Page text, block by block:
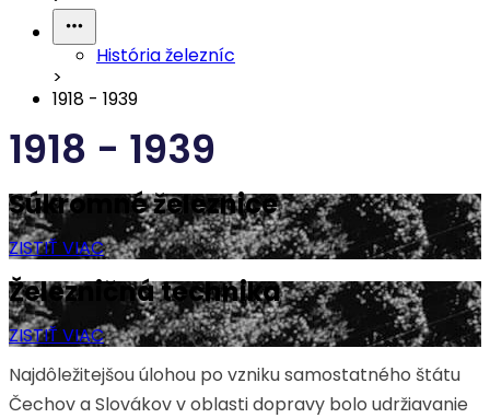
História železníc
>
1918 - 1939
1918 - 1939
Súkromné železnice
ZISTIŤ VIAC
Železničná technika
ZISTIŤ VIAC
Najdôležitejšou úlohou po vzniku samostatného štátu
Čechov a Slovákov v oblasti dopravy bolo udržiavanie